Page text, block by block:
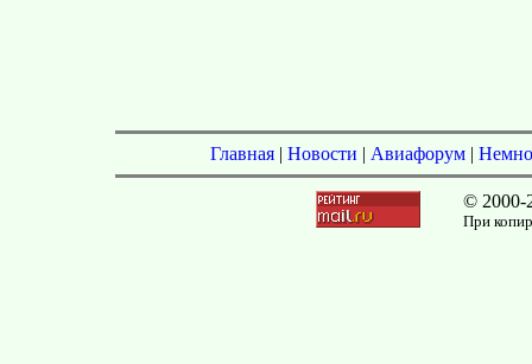
Главная | Новости | Авиафорум |
© 2000-
При